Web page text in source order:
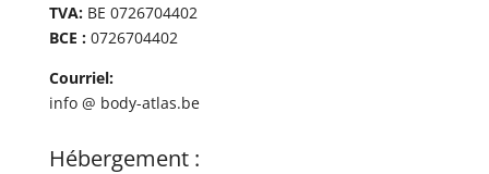
TVA:BE 0726704402
BCE :0726704402
Courriel:
info @ body-atlas.be
Hébergement :